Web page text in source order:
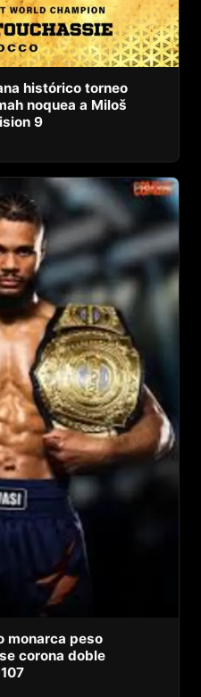
histórico torneo
noquea a Miloš
9
monarca peso
corona doble